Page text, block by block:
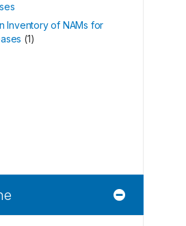
Inventory of NAMs for
(1)